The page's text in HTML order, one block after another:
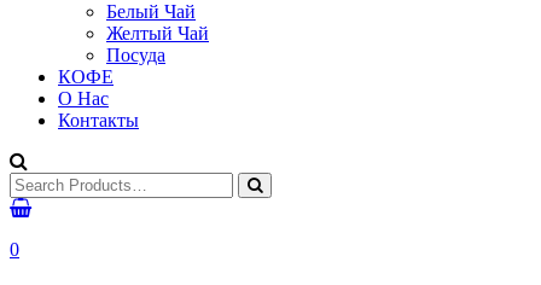
Белый Чай
Желтый Чай
Посуда
КОФЕ
О Нас
Контакты
0